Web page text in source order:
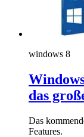
windows 8
das
Das
Features.